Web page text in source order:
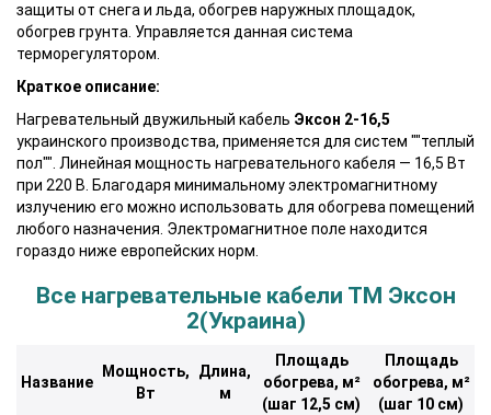
защиты от снега и льда, обогрев наружных площадок,
обогрев грунта. Управляется данная система
терморегулятором.
Краткое описание:
Нагревательный двужильный кабель Эксон 2-16,5
украинского производства, применяется для систем ""теплый
пол"". Линейная мощность нагревательного кабеля — 16,5 Вт
при 220 В. Благодаря минимальному электромагнитному
излучению его можно использовать для обогрева помещений
любого назначения. Электромагнитное поле находится
гораздо ниже европейских норм.
Все нагревательные кабели ТМ Эксон
2(Украина)
Название
Мощность,
Вт
Длина,
м
Площадь
обогрева, м²
(шаг 12,5 см)
Площадь
обогрева, м²
(шаг 10 см)